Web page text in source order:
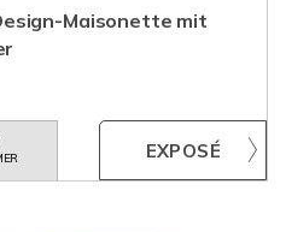
Maisonette mit